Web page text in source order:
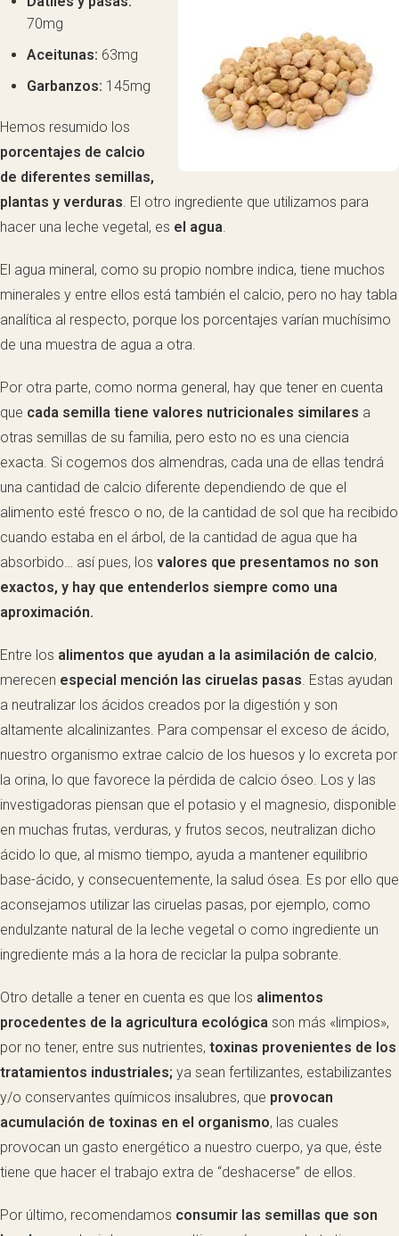
70mg
Aceitunas: 63mg
Garbanzos: 145mg
Hemos resumido los
porcentajes de calcio
de diferentes semillas,
plantas y verduras. El otro ingrediente que utilizamos para
hacer una leche vegetal, es el agua.
El agua mineral, como su propio nombre indica, tiene muchos
minerales y entre ellos está también el calcio, pero no hay tabla
analítica al respecto, porque los porcentajes varían muchísimo
de una muestra de agua a otra.
Por otra parte, como norma general, hay que tener en cuenta
que cada semilla tiene valores nutricionales similares a
otras semillas de su familia, pero esto no es una ciencia
exacta. Si cogemos dos almendras, cada una de ellas tendrá
una cantidad de calcio diferente dependiendo de que el
alimento esté fresco o no, de la cantidad de sol que ha recibido
cuando estaba en el árbol, de la cantidad de agua que ha
absorbido… así pues, los valores que presentamos no son
exactos, y hay que entenderlos siempre como una
aproximación.
Entre los alimentos que ayudan a la asimilación de calcio,
merecen especial mención las ciruelas pasas. Estas ayudan
a neutralizar los ácidos creados por la digestión y son
altamente alcalinizantes. Para compensar el exceso de ácido,
nuestro organismo extrae calcio de los huesos y lo excreta por
la orina, lo que favorece la pérdida de calcio óseo. Los y las
investigadoras piensan que el potasio y el magnesio, disponible
en muchas frutas, verduras, y frutos secos, neutralizan dicho
ácido lo que, al mismo tiempo, ayuda a mantener equilibrio
base-ácido, y consecuentemente, la salud ósea. Es por ello que
aconsejamos utilizar las ciruelas pasas, por ejemplo, como
endulzante natural de la leche vegetal o como ingrediente un
ingrediente más a la hora de reciclar la pulpa sobrante.
Otro detalle a tener en cuenta es que los alimentos
procedentes de la agricultura ecológica son más «limpios»,
por no tener, entre sus nutrientes, toxinas provenientes de los
tratamientos industriales; ya sean fertilizantes, estabilizantes
y/o conservantes químicos insalubres, que provocan
acumulación de toxinas en el organismo, las cuales
provocan un gasto energético a nuestro cuerpo, ya que, éste
tiene que hacer el trabajo extra de “deshacerse” de ellos.
Por último, recomendamos consumir las semillas que son